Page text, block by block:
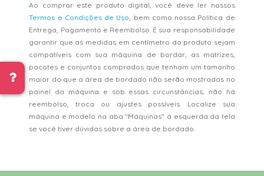
Ao comprar este produto digital, você deve ler nossos
Termos e Condições de Uso, bem como nossa Política de
Entrega, Pagamento e Reembolso. É sua responsabilidade
garantir que as medidas em centímetro do produto sejam
compatíveis com sua máquina de bordar, as matrizes,
pacotes e conjuntos comprados que tenham um tamanho
maior do que a área de bordado não serão mostrados no
painel da máquina e sob essas circunstâncias, não há
reembolso, troca ou ajustes possíveis. Localize sua
máquina e modelo na aba "Máquinas" à esquerda da tela
se você tiver dúvidas sobre a área de bordado.